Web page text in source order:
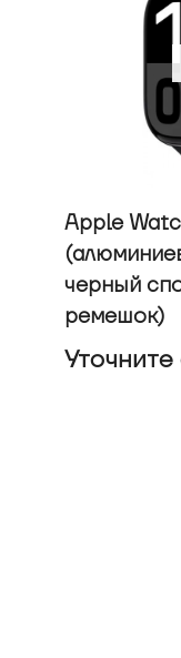
Apple
черный
ремешок)